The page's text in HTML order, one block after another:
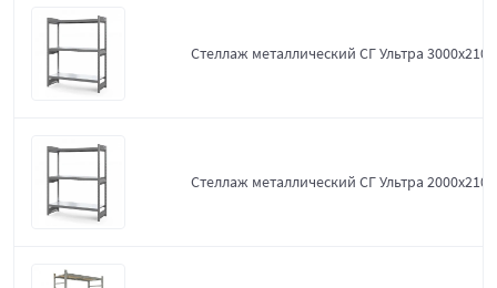
Стеллаж металлический СГ Ультра
Стеллаж металлический СГ Ультра